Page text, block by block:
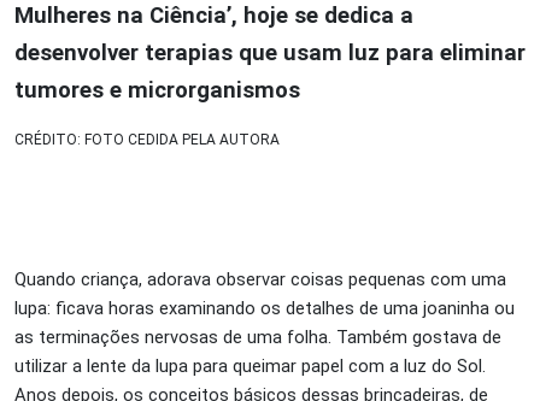
Mulheres na Ciência’, hoje se dedica a
desenvolver terapias que usam luz para eliminar
tumores e microrganismos
CRÉDITO: FOTO CEDIDA PELA AUTORA
Quando criança, adorava observar coisas pequenas com uma
lupa: ficava horas examinando os detalhes de uma joaninha ou
as terminações nervosas de uma folha. Também gostava de
utilizar a lente da lupa para queimar papel com a luz do Sol.
Anos depois, os conceitos básicos dessas brincadeiras, de